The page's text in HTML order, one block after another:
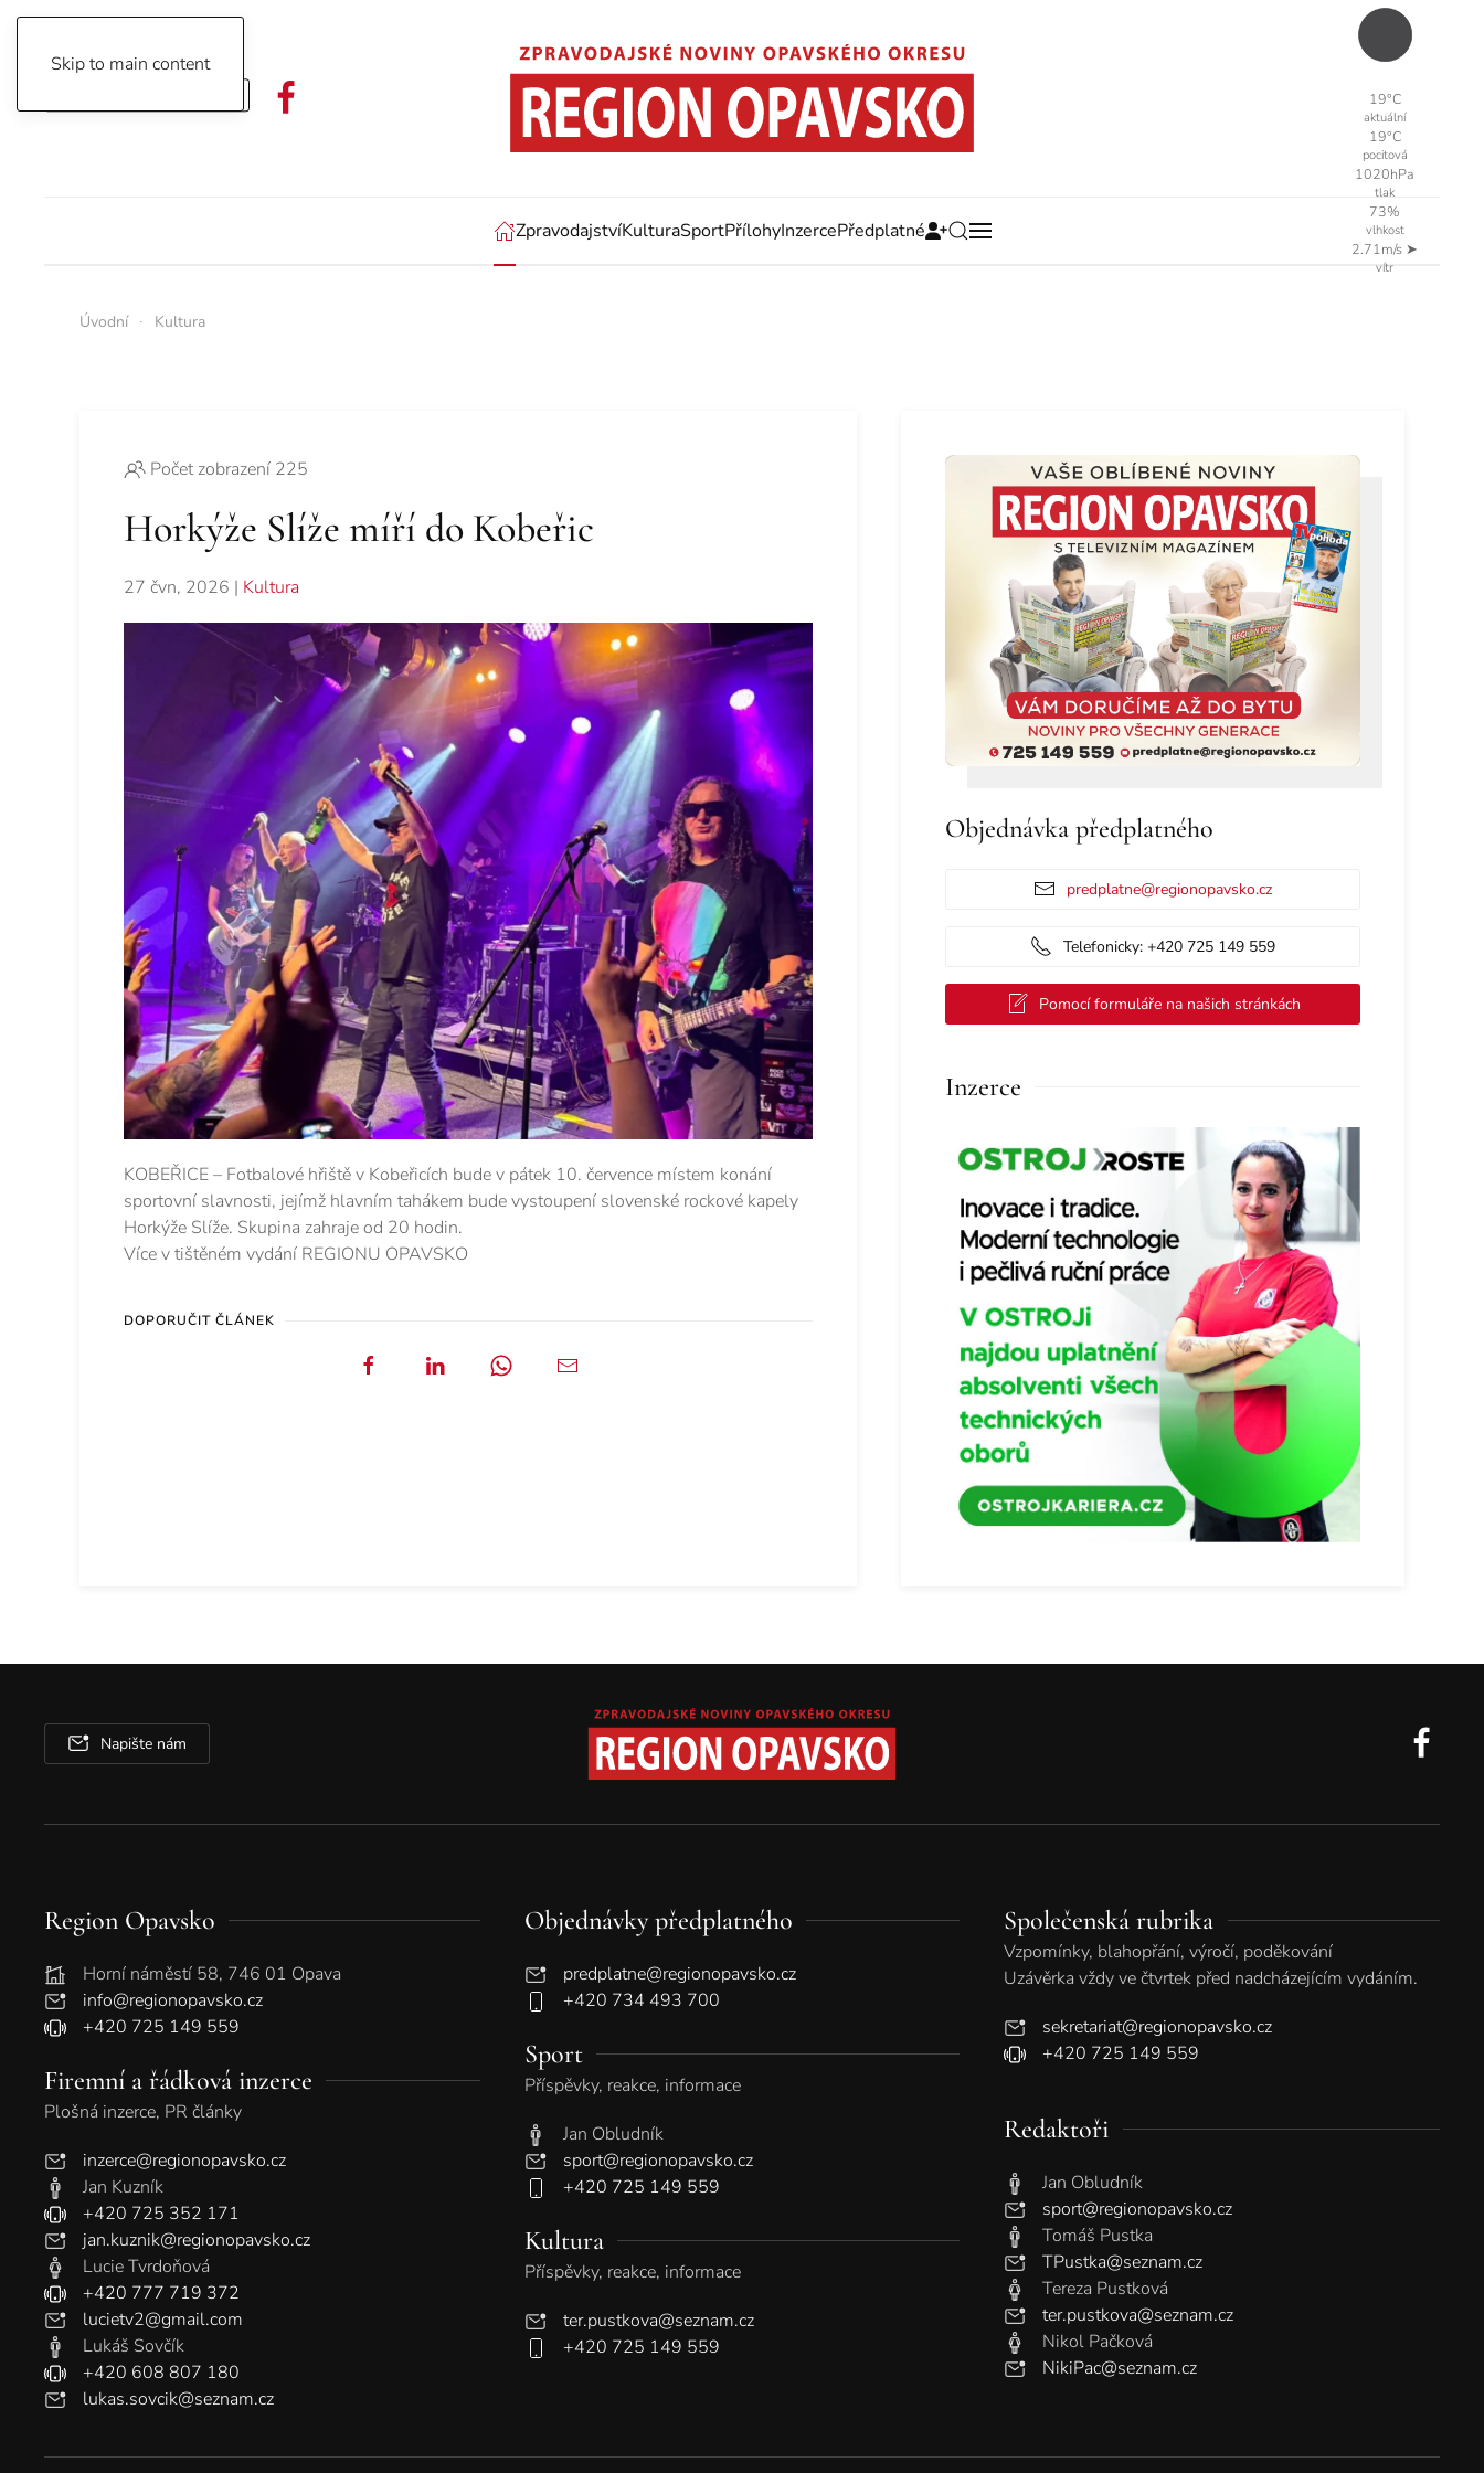
Skip to main content
19°C
aktuální
19°C
pocitová
1020hPa
tlak
73%
vlhkost
2.71m/s ➤
vítr
ZpravodajstvíKulturaSportPřílohyInzercePředplatné
Úvodní Kultura
Počet zobrazení 225
Horkýže Slíže míří do Kobeřic
27 čvn, 2026 | Kultura
KOBEŘICE – Fotbalové hřiště v Kobeřicích bude v pátek 10. července místem konání
sportovní slavnosti, jejímž hlavním tahákem bude vystoupení slovenské rockové kapely
Horkýže Slíže. Skupina zahraje od 20 hodin.
Více v tištěném vydání REGIONU OPAVSKO
DOPORUČIT ČLÁNEK
Objednávka předplatného
predplatne@regionopavsko.cz
Telefonicky: +420 725 149 559
Pomocí formuláře na našich stránkách
Inzerce
Napište nám
Region Opavsko
Horní náměstí 58, 746 01 Opava
info@regionopavsko.cz
+420 725 149 559
Firemní a řádková inzerce
Plošná inzerce, PR články
inzerce@regionopavsko.cz
Jan Kuzník
+420 725 352 171
jan.kuznik@regionopavsko.cz
Lucie Tvrdoňová
+420 777 719 372
lucietv2@gmail.com
Lukáš Sovčík
+420 608 807 180
lukas.sovcik@seznam.cz
Objednávky předplatného
predplatne@regionopavsko.cz
+420 734 493 700
Sport
Příspěvky, reakce, informace
Jan Obludník
sport@regionopavsko.cz
+420 725 149 559
Kultura
Příspěvky, reakce, informace
ter.pustkova@seznam.cz
+420 725 149 559
Společenská rubrika
Vzpomínky, blahopřání, výročí, poděkování
Uzávěrka vždy ve čtvrtek před nadcházejícím vydáním.
sekretariat@regionopavsko.cz
+420 725 149 559
Redaktoři
Jan Obludník
sport@regionopavsko.cz
Tomáš Pustka
TPustka@seznam.cz
Tereza Pustková
ter.pustkova@seznam.cz
Nikol Pačková
NikiPac@seznam.cz